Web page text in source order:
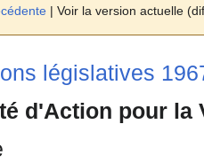
| Voir la version actuelle
législatives
d'Action pour la